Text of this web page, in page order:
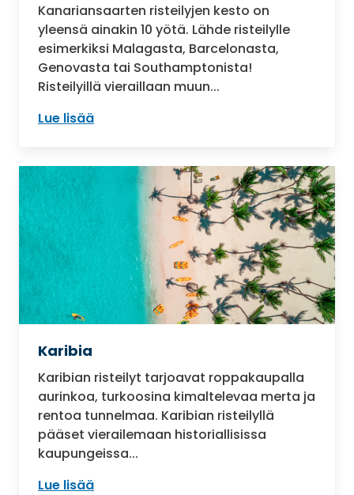
Kanariansaarten risteilyjen kesto on
yleensä ainakin 10 yötä. Lähde risteilylle
esimerkiksi Malagasta, Barcelonasta,
Genovasta tai Southamptonista!
Risteilyillä vieraillaan muun...
Lue lisää
Karibia
Karibian risteilyt tarjoavat roppakaupalla
aurinkoa, turkoosina kimaltelevaa merta ja
rentoa tunnelmaa. Karibian risteilyllä
pääset vierailemaan historiallisissa
kaupungeissa...
Lue lisää